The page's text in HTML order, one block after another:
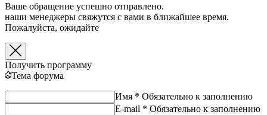
Ваше обращение успешно отправлено.
наши менеджеры свяжутся с вами в ближайшее время.
Пожалуйста, ожидайте
Получить программу
Тема форума
Имя * Обязательно к заполнению
E-mail * Обязательно к заполнению